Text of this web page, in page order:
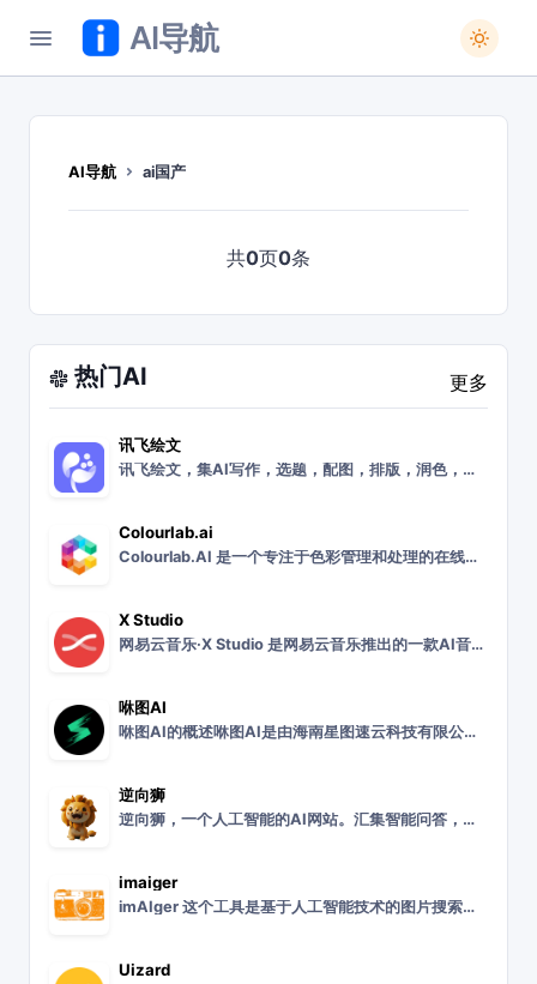
AI导航
AI导航 ai国产
共0页0条
更多
热门AI
讯飞绘文
讯飞绘文，集AI写作，选题，配图，排版，润色，发布等功能为一体的智能创作平台。通用稿件30分钟生成，深度稿件效率翻番。应用于企业公众号，头条，新闻、等场景。释放
Colourlab.ai
Colourlab.AI 是一个专注于色彩管理和处理的在线平台。Colourlab.AI 平台旨在为创意专业人士提供先进的色彩工具和解决方案。虽然具体功能细节有
X Studio
网易云音乐·X Studio 是网易云音乐推出的一款AI音乐创作工具。网易云音乐·X Studio 工具旨在为音乐创作者提供一个智能化的创作平台，结合了人工智能
咻图AI
咻图AI的概述咻图AI是由海南星图速云科技有限公司开发的一款面向影楼的摄影后期AI修图软件。该软件利用AI人脸识别和先进的图像算法，旨在帮助影楼摄影师快速高效地
逆向狮
逆向狮，一个人工智能的AI网站。汇集智能问答，绘画，图片处理，知识库训练，论文写作等AI应用。人类思维写作我们的ai模型能按人类正常写作习惯和思维，从分析到构思
imaiger
imAIger 这个工具是基于人工智能技术的图片搜索工具，专门用来搜索数百万张由先进的人工智能技术生成的艺术作品和图片。只需简单描述您想要的图像，您就可以开启一
Uizard